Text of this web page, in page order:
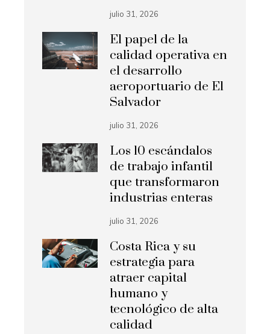
julio 31, 2026
El papel de la
calidad operativa en
el desarrollo
aeroportuario de El
Salvador
julio 31, 2026
Los 10 escándalos
de trabajo infantil
que transformaron
industrias enteras
julio 31, 2026
Costa Rica y su
estrategia para
atraer capital
humano y
tecnológico de alta
calidad